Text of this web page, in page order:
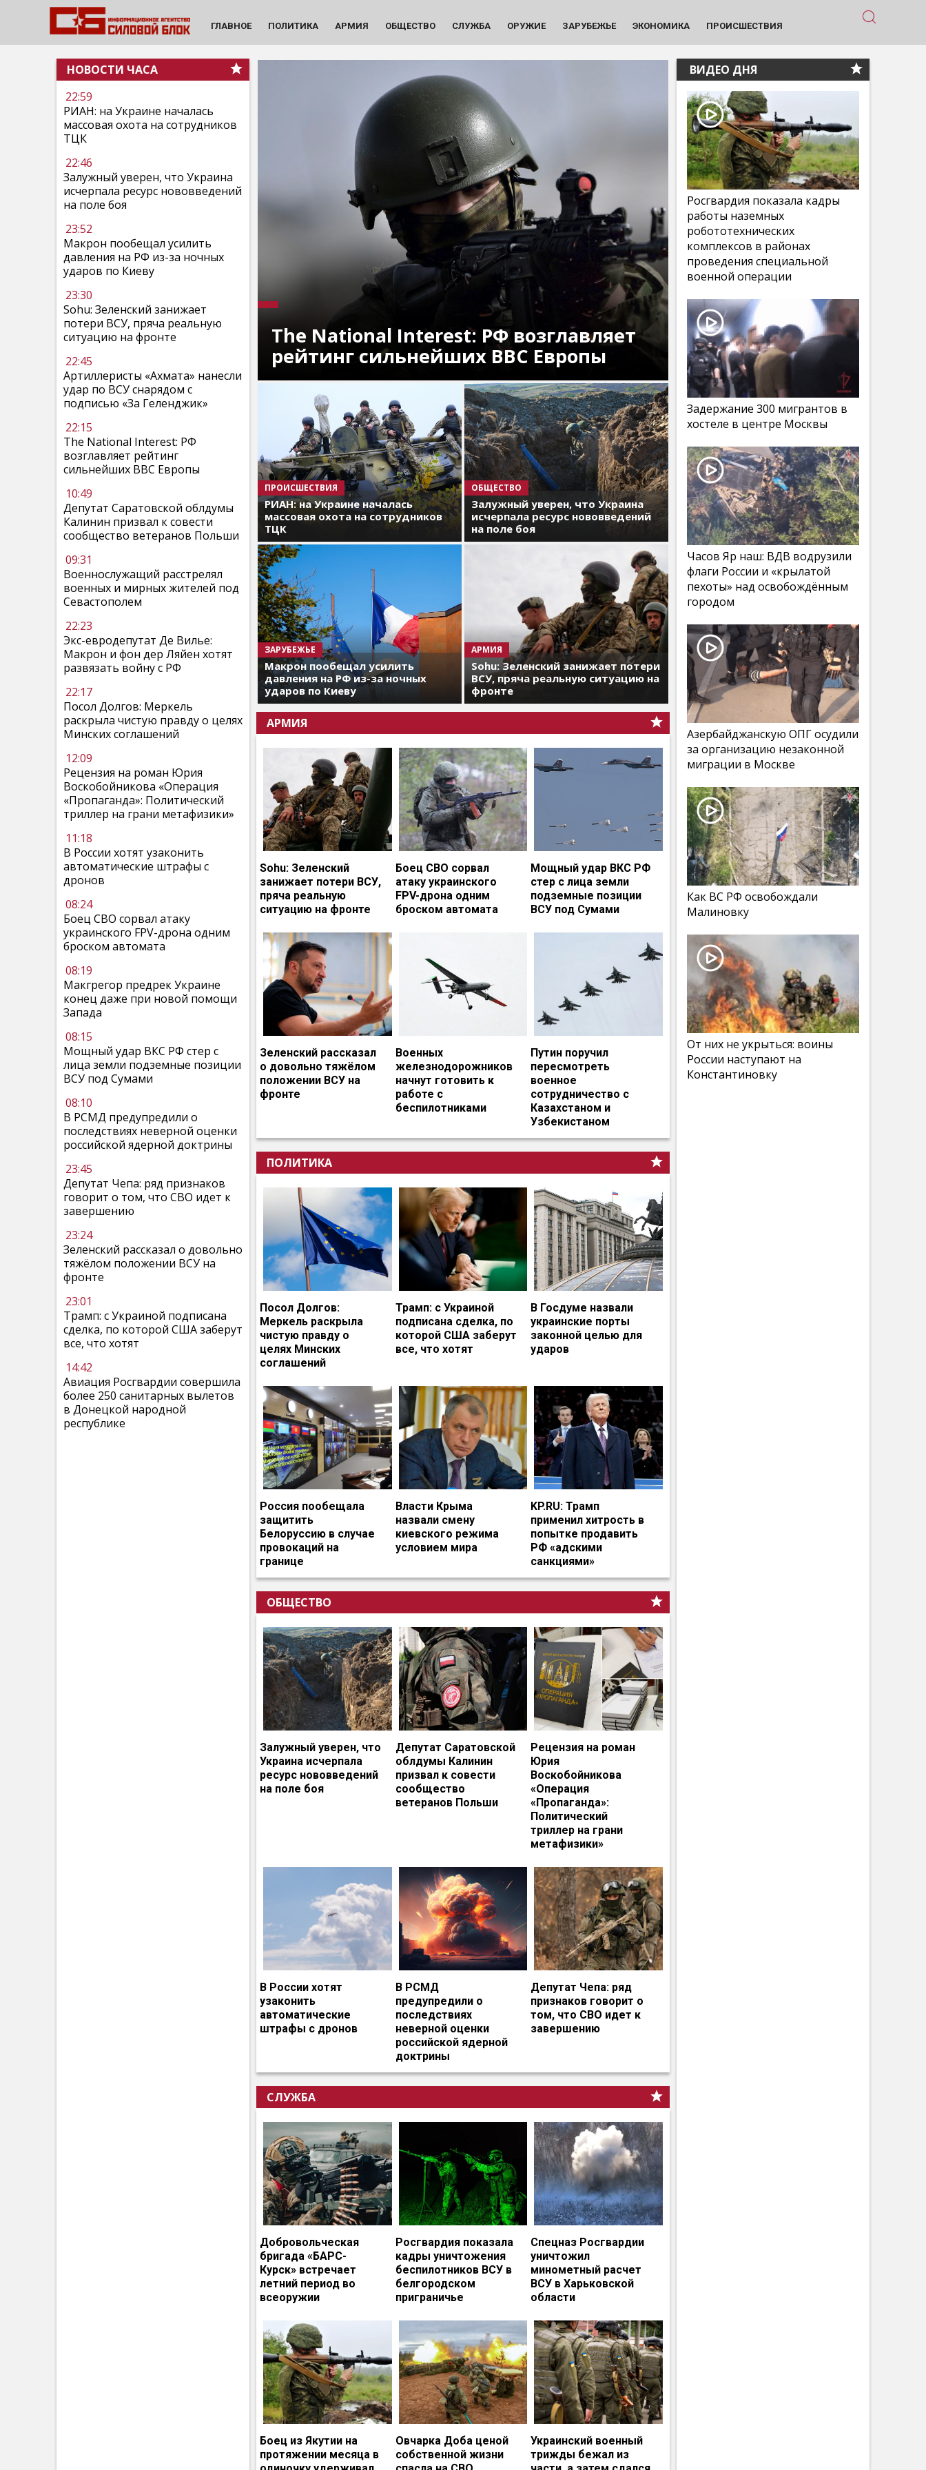
ГЛАВНОЕ ПОЛИТИКА АРМИЯ ОБЩЕСТВО СЛУЖБА ОРУЖИЕ ЗАРУБЕЖЬЕ ЭКОНОМИКА ПРОИСШЕСТВИЯ
НОВОСТИ ЧАСА
22:59
РИАН: на Украине началась
массовая охота на сотрудников
ТЦК
22:46
Залужный уверен, что Украина
исчерпала ресурс нововведений
на поле боя
23:52
Макрон пообещал усилить
давления на РФ из-за ночных
ударов по Киеву
23:30
Sohu: Зеленский занижает
потери ВСУ, пряча реальную
ситуацию на фронте
22:45
Артиллеристы «Ахмата» нанесли
удар по ВСУ снарядом с
подписью «За Геленджик»
22:15
The National Interest: РФ
возглавляет рейтинг
сильнейших ВВС Европы
10:49
Депутат Саратовской облдумы
Калинин призвал к совести
сообщество ветеранов Польши
09:31
Военнослужащий расстрелял
военных и мирных жителей под
Севастополем
22:23
Экс-евродепутат Де Вилье:
Макрон и фон дер Ляйен хотят
развязать войну с РФ
22:17
Посол Долгов: Меркель
раскрыла чистую правду о целях
Минских соглашений
12:09
Рецензия на роман Юрия
Воскобойникова «Операция
«Пропаганда»: Политический
триллер на грани метафизики»
11:18
В России хотят узаконить
автоматические штрафы с
дронов
08:24
Боец СВО сорвал атаку
украинского FPV-дрона одним
броском автомата
08:19
Макгрегор предрек Украине
конец даже при новой помощи
Запада
08:15
Мощный удар ВКС РФ стер с
лица земли подземные позиции
ВСУ под Сумами
08:10
В РСМД предупредили о
последствиях неверной оценки
российской ядерной доктрины
23:45
Депутат Чепа: ряд признаков
говорит о том, что СВО идет к
завершению
23:24
Зеленский рассказал о довольно
тяжёлом положении ВСУ на
фронте
23:01
Трамп: с Украиной подписана
сделка, по которой США заберут
все, что хотят
14:42
Авиация Росгвардии совершила
более 250 санитарных вылетов
в Донецкой народной
республике
The National Interest: РФ возглавляет
рейтинг сильнейших ВВС Европы
ПРОИСШЕСТВИЯ
РИАН: на Украине началась
массовая охота на сотрудников
ТЦК
ОБЩЕСТВО
Залужный уверен, что Украина
исчерпала ресурс нововведений
на поле боя
ЗАРУБЕЖЬЕ
Макрон пообещал усилить
давления на РФ из-за ночных
ударов по Киеву
АРМИЯ
Sohu: Зеленский занижает потери
ВСУ, пряча реальную ситуацию на
фронте
АРМИЯ
Sohu: Зеленский
занижает потери ВСУ,
пряча реальную
ситуацию на фронте
Боец СВО сорвал
атаку украинского
FPV-дрона одним
броском автомата
Мощный удар ВКС РФ
стер с лица земли
подземные позиции
ВСУ под Сумами
Зеленский рассказал
о довольно тяжёлом
положении ВСУ на
фронте
Военных
железнодорожников
начнут готовить к
работе с
беспилотниками
Путин поручил
пересмотреть
военное
сотрудничество с
Казахстаном и
Узбекистаном
ПОЛИТИКА
Посол Долгов:
Меркель раскрыла
чистую правду о
целях Минских
соглашений
Трамп: с Украиной
подписана сделка, по
которой США заберут
все, что хотят
В Госдуме назвали
украинские порты
законной целью для
ударов
Россия пообещала
защитить
Белоруссию в случае
провокаций на
границе
Власти Крыма
назвали смену
киевского режима
условием мира
KP.RU: Трамп
применил хитрость в
попытке продавить
РФ «адскими
санкциями»
ОБЩЕСТВО
Залужный уверен, что
Украина исчерпала
ресурс нововведений
на поле боя
Депутат Саратовской
облдумы Калинин
призвал к совести
сообщество
ветеранов Польши
Рецензия на роман
Юрия
Воскобойникова
«Операция
«Пропаганда»:
Политический
триллер на грани
метафизики»
В России хотят
узаконить
автоматические
штрафы с дронов
В РСМД
предупредили о
последствиях
неверной оценки
российской ядерной
доктрины
Депутат Чепа: ряд
признаков говорит о
том, что СВО идет к
завершению
СЛУЖБА
Добровольческая
бригада «БАРС-
Курск» встречает
летний период во
всеоружии
Росгвардия показала
кадры уничтожения
беспилотников ВСУ в
белгородском
приграничье
Спецназ Росгвардии
уничтожил
минометный расчет
ВСУ в Харьковской
области
Боец из Якутии на
протяжении месяца в
Овчарка Доба ценой
собственной жизни
Украинский военный
трижды бежал из
ВИДЕО ДНЯ
Росгвардия показала кадры
работы наземных
робототехнических
комплексов в районах
проведения специальной
военной операции
Задержание 300 мигрантов в
хостеле в центре Москвы
Часов Яр наш: ВДВ водрузили
флаги России и «крылатой
пехоты» над освобождённым
городом
Азербайджанскую ОПГ осудили
за организацию незаконной
миграции в Москве
Как ВС РФ освобождали
Малиновку
От них не укрыться: воины
России наступают на
Константиновку